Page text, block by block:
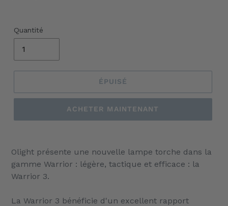
Quantité
ÉPUISÉ
ACHETER MAINTENANT
produit
à
votre
Olight présente une nouvelle lampe torche dans la
gamme Warrior : légère, tactique et efficace : la
Warrior 3.
La Warrior 3 bénéficie d'un excellent rapport